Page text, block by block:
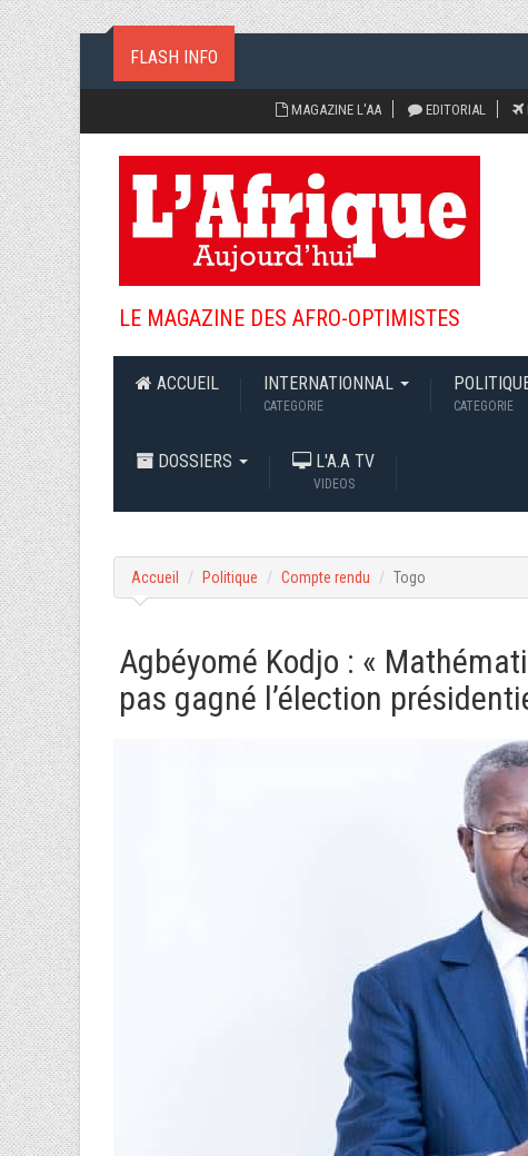
FLASH INFO
MAGAZINE L'AA EDITORIAL
LE MAGAZINE DES AFRO-OPTIMISTES
ACCUEIL INTERNATIONNAL
CATEGORIE CATEGORIE
DOSSIERS L'A.A TV
VIDEOS
Accueil Politique Compte rendu Togo
Agbéyomé Kodjo : «
pas gagné l’élection